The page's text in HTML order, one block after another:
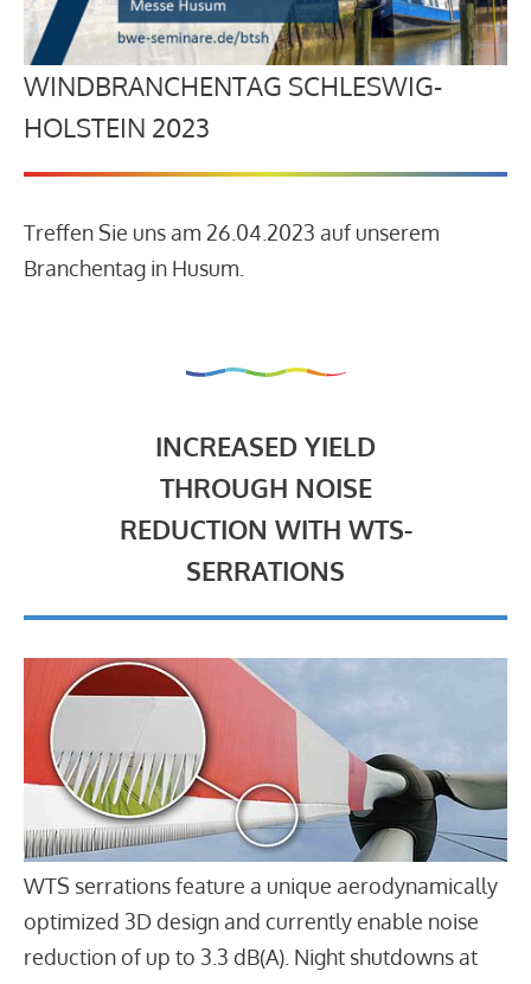
WINDBRANCHENTAG SCHLESWIG-
HOLSTEIN 2023
Treffen Sie uns am 26.04.2023 auf unserem
Branchentag in Husum.
INCREASED YIELD
THROUGH NOISE
REDUCTION WITH WTS-
SERRATIONS
WTS serrations feature a unique aerodynamically
optimized 3D design and currently enable noise
reduction of up to 3.3 dB(A). Night shutdowns at